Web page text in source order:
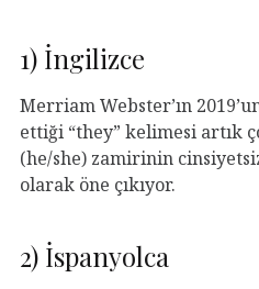
1) İngilizce
Merriam Webster’ın
ettiği “they” kelimesi artık
(he/she) zamirinin
olarak öne çıkıyor.
2) İspanyolca